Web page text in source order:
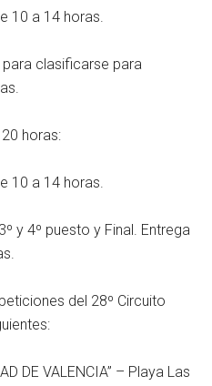
10 a 14 horas.
para clasificarse para
horas:
10 a 14 horas.
y 4º puesto y Final. Entrega
del 28º Circuito
DE VALENCIA” – Playa Las